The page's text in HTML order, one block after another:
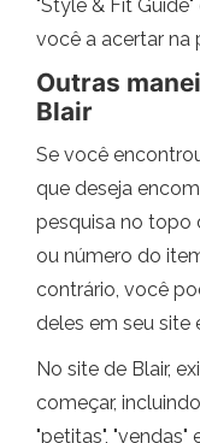
"Style & Fit
você a acertar na
Outras
Blair
Se você
que deseja
pesquisa no topo
ou número do
contrário, você
deles em seu site
No site de Blair,
começar, incluindo
"petitas", "vendas"